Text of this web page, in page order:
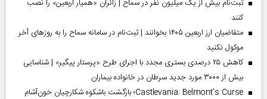
ثبت‌نام بیش از یک میلیون نفر در سماح | زائران «همیار اربعین» را نصب
کنند
متقاضیان ارز اربعین ۱۴۰۵ بخوانند | ثبت‌نام در سامانه سماح را به روز‌های آخر
موکول نکنید
کاهش ۲۵ درصدی بستری مجدد با اجرای طرح «پرستار پیگیر» | شناسایی
بیش از ۳۰۰۰ مورد جدید سرطان در خانواده بیماران
Castlevania: Belmont’s Curse؛ بازگشت باشکوه شکارچیان خون‌آشام